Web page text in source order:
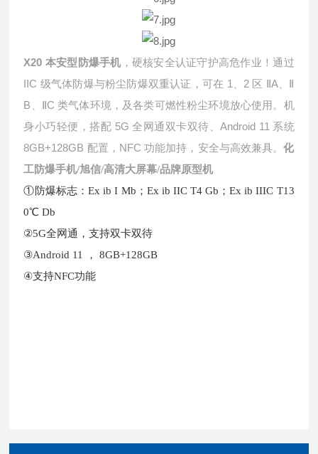
X20 本安型防爆手机 ，硬核安全认证守护高危作业！通过
IIC 级气体防爆与粉尘防爆双重认证，可在 1 2 区 A、
B C 类气体环境，及各类可燃性粉尘环境放心使用。机
身小巧轻便，搭配 5G全网通双卡双待、Android 11 系统
8GB+128GB 配置， NFC功能加持，安全与高效兼具。化
工防爆手机/旭信/高清大屏幕/品牌原型机
①防爆标志：Ex ib I Mb；Ex ib IIC T4 Gb；Ex ib IIIC T13
0℃ Db
②5G全网通，支持双卡双待
③Android 11 ， 8GB+128GB
④支持NFC功能